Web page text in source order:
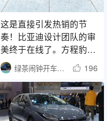
这是直接引发热销的节
奏！比亚迪设计团队的审
美终于在线了。方程豹SL
的颜值惊人，越 绿茶闹钟开车电台 196